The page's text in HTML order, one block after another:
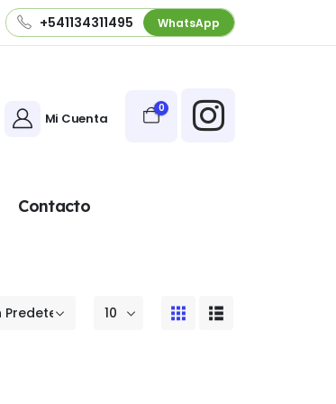
+541134311495 WhatsApp
Mi Cuenta
0
Contacto